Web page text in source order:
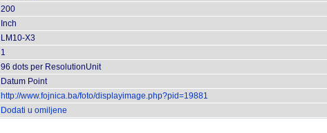
200
Inch
LM10-X3
1
96 dots per ResolutionUnit
Datum Point
http://www.fojnica.ba/foto/displayimage.php?pid=19881
Dodati u omiljene